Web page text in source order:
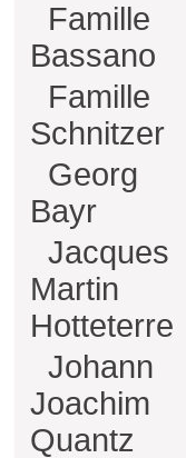
Famille
Bassano
Famille
Schnitzer
Georg
Bayr
Jacques
Martin
Hotteterre
Johann
Joachim
Quantz